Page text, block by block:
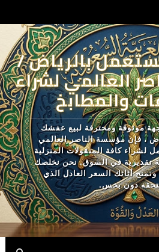
بالرياض /
العالمي لشراء
والمطابخ
موثوقة ومحترفة لبيع عفشك
، فإن مؤسسة الناصر العالمي
لشراء كافة المنقولات المنزلية
تقديرية في السوق. نحن نخلصك
أثاثك السعر العادل الذي
دون بخس.